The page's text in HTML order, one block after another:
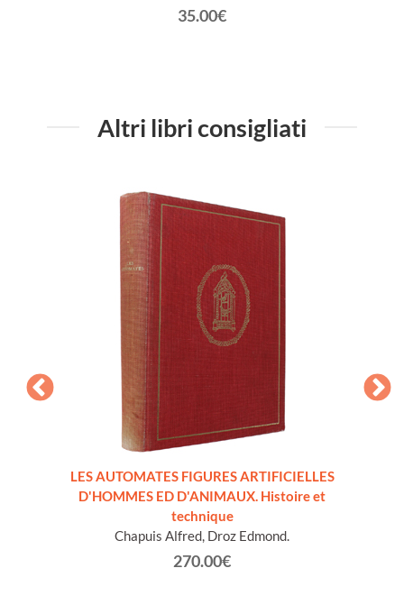
35.00€
Altri libri consigliati
LES AUTOMATES FIGURES ARTIFICIELLES
D'HOMMES ED D'ANIMAUX. Histoire et
technique
Chapuis Alfred, Droz Edmond.
270.00€